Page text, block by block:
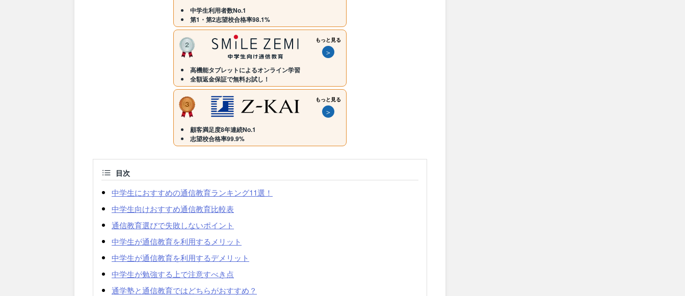
中学生利用者数No.1
第1・第2志望校合格率98.1%
もっと見る
＞
高機能タブレットによるオンライン学習
全額返金保証で無料お試し！
もっと見る
＞
顧客満足度8年連続No.1
志望校合格率99.9%
目次
中学生におすすめの通信教育ランキング11選！
中学生向けおすすめ通信教育比較表
通信教育選びで失敗しないポイント
中学生が通信教育を利用するメリット
中学生が通信教育を利用するデメリット
中学生が勉強する上で注意すべき点
通学塾と通信教育ではどちらがおすすめ？